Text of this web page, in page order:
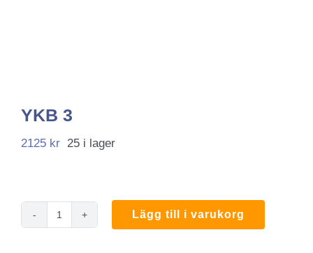
YKB 3
2125 kr 25 i lager
Lägg till i varukorg